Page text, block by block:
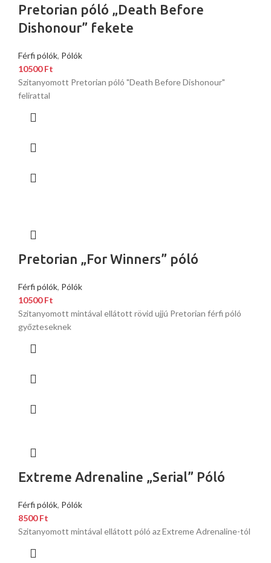
Pretorian póló „Death Before
Dishonour” fekete
Férfi pólók, Pólók
10500Ft
Szitanyomott Pretorian póló "Death Before Dishonour"
felirattal
Pretorian „For Winners” póló
Férfi pólók, Pólók
10500Ft
Szitanyomott mintával ellátott rövid ujjú Pretorian férfi póló
győzteseknek
Extreme Adrenaline „Serial” Póló
Férfi pólók, Pólók
8500Ft
Szitanyomott mintával ellátott póló az Extreme Adrenaline-tól